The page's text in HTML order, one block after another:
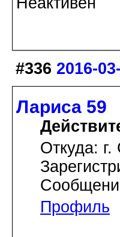
#336 2016-
Лариса 59
Откуда:
Профиль